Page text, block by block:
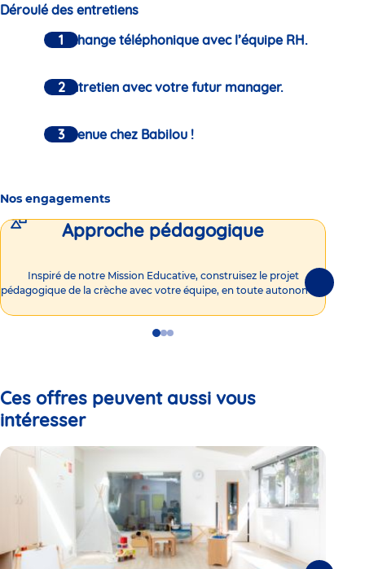
Déroulé des entretiens
Un échange téléphonique avec l’équipe RH.
Un entretien avec votre futur manager.
Bienvenue chez Babilou !
Nos engagements
Approche pédagogique
Inspiré de notre Mission Educative, construisez le projet
pédagogique de la crèche avec votre équipe, en toute autonomie !
GoGoGo
Ces offres peuvent aussi vous
intéresser